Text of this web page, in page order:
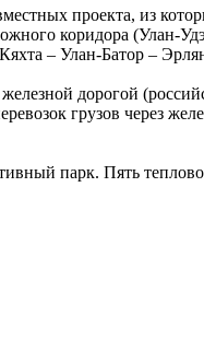
проекта, из
коридора (Улан-
– Улан-Батор –
дорогой
грузов через
парк. Пять